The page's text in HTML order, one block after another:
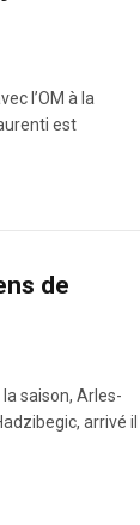
l’OM à la
est
de
saison, Arles-
arrivé il